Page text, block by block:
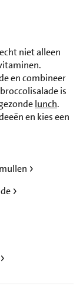
niet alleen
en combineer
is
lunch.
en kies een